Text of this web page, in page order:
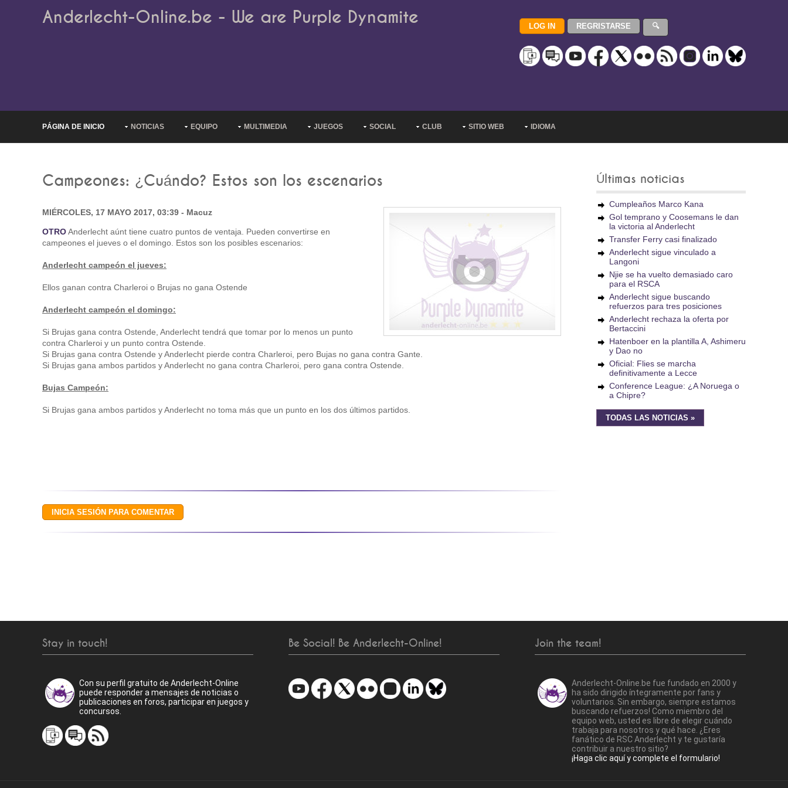
Anderlecht-Online.be - We are Purple Dynamite
PÁGINA DE INICIO NOTICIAS EQUIPO MULTIMEDIA JUEGOS SOCIAL CLUB SITIO WEB IDIOMA
Campeones: ¿Cuándo? Estos son los escenarios
MIÉRCOLES, 17 MAYO 2017, 03:39 - Macuz
OTROAnderlecht aúnt tiene cuatro puntos de ventaja. Pueden convertirse en
campeones el jueves o el domingo. Estos son los posibles escenarios:
Anderlecht campeón el jueves:
Ellos ganan contra Charleroi o Brujas no gana Ostende
Anderlecht campeón el domingo:
Si Brujas gana contra Ostende, Anderlecht tendrá que tomar por lo menos un punto
contra Charleroi y un punto contra Ostende.
Si Brujas gana contra Ostende y Anderlecht pierde contra Charleroi, pero Bujas no gana contra Gante.
Si Brujas gana ambos partidos y Anderlecht no gana contra Charleroi, pero gana contra Ostende.
Bujas Campeón:
Si Brujas gana ambos partidos y Anderlecht no toma más que un punto en los dos últimos partidos.
Últimas noticias
Cumpleaños Marco Kana
Gol temprano y Coosemans le dan
la victoria al Anderlecht
Transfer Ferry casi finalizado
Anderlecht sigue vinculado a
Langoni
Njie se ha vuelto demasiado caro
para el RSCA
Anderlecht sigue buscando
refuerzos para tres posiciones
Anderlecht rechaza la oferta por
Bertaccini
Hatenboer en la plantilla A, Ashimeru
y Dao no
Oficial: Flies se marcha
definitivamente a Lecce
Conference League: ¿A Noruega o
a Chipre?
TODAS LAS NOTICIAS »
Stay in touch!
Con su perfil gratuito de Anderlecht-Online
puede responder a mensajes de noticias o
publicaciones en foros, participar en juegos y
concursos.
Be Social! Be Anderlecht-Online! Join the team!
Anderlecht-Online.be fue fundado en 2000 y
ha sido dirigido íntegramente por fans y
voluntarios. Sin embargo, siempre estamos
buscando refuerzos! Como miembro del
equipo web, usted es libre de elegir cuándo
trabaja para nosotros y qué hace. ¿Eres
fanático de RSC Anderlecht y te gustaría
contribuir a nuestro sitio?
¡Haga clic aquí y complete el formulario!